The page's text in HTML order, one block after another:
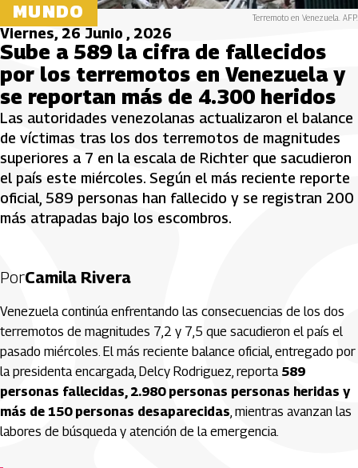
MUNDO Terremoto en Venezuela. AFP.
Viernes, 26 Junio , 2026
Sube a 589 la cifra de fallecidos
por los terremotos en Venezuela y
se reportan más de 4.300 heridos
Las autoridades venezolanas actualizaron el balance
de víctimas tras los dos terremotos de magnitudes
superiores a 7 en la escala de Richter que sacudieron
el país este miércoles. Según el más reciente reporte
oficial, 589 personas han fallecido y se registran 200
más atrapadas bajo los escombros.
PorCamila Rivera
Venezuela continúa enfrentando las consecuencias de los dos
terremotos de magnitudes 7,2 y 7,5 que sacudieron el país el
pasado miércoles. El más reciente balance oficial, entregado por
la presidenta encargada, Delcy Rodriguez, reporta 589
personas fallecidas, 2.980 personas personas heridas y
más de 150 personas desaparecidas, mientras avanzan las
labores de búsqueda y atención de la emergencia.